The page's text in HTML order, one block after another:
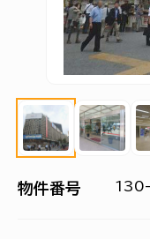
物件番号